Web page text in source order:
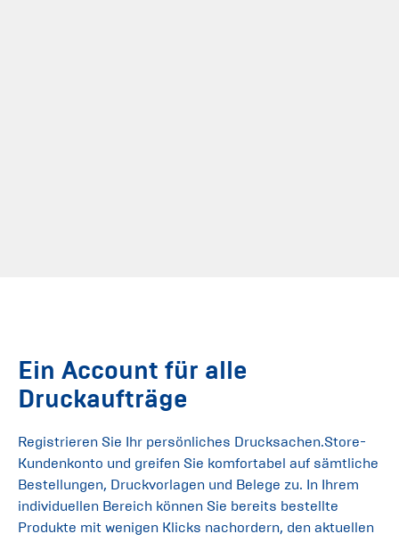
Ein Account für alle
Druckaufträge
Registrieren Sie Ihr persönliches Drucksachen.Store-
Kundenkonto und greifen Sie komfortabel auf sämtliche
Bestellungen, Druckvorlagen und Belege zu. In Ihrem
individuellen Bereich können Sie bereits bestellte
Produkte mit wenigen Klicks nachordern, den aktuellen